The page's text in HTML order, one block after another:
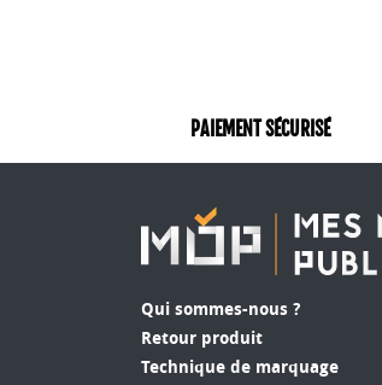
PAIEMENT SÉCURISÉ
Qui sommes-nous ?
Retour produit
Technique de marquage